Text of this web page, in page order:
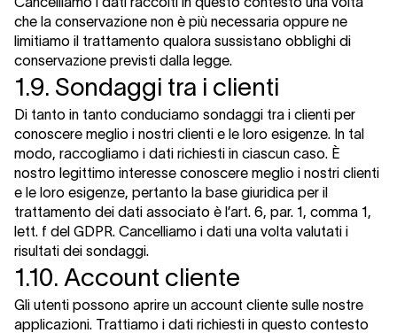
che la conservazione non è più necessaria oppure ne
limitiamo il trattamento qualora sussistano obblighi di
conservazione previsti dalla legge.
1.9. Sondaggi tra i clienti
Di tanto in tanto conduciamo sondaggi tra i clienti per
conoscere meglio i nostri clienti e le loro esigenze. In tal
modo, raccogliamo i dati richiesti in ciascun caso. È
nostro legittimo interesse conoscere meglio i nostri clienti
e le loro esigenze, pertanto la base giuridica per il
trattamento dei dati associato è l’art. 6, par. 1, comma 1,
lett. f del GDPR. Cancelliamo i dati una volta valutati i
risultati dei sondaggi.
1.10. Account cliente
Gli utenti possono aprire un account cliente sulle nostre
applicazioni. Trattiamo i dati richiesti in questo contesto